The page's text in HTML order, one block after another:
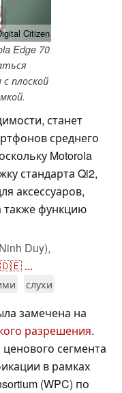
Citizen
Edge 70
плоской
станет
среднего
Motorola
стандарта Qi2,
аксессуаров,
также функцию
Duy),
🇩🇪 ...
слухи
замечена на
разрешения.
сегмента
в рамках
(WPC) по